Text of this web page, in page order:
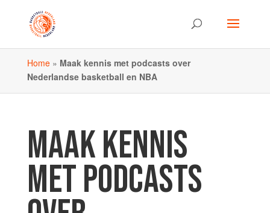
Home» Maak kennis met podcasts over
Nederlandse basketball en NBA
MAAK KENNIS
MET PODCASTS